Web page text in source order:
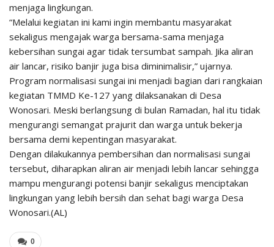
menjaga lingkungan.
“Melalui kegiatan ini kami ingin membantu masyarakat
sekaligus mengajak warga bersama-sama menjaga
kebersihan sungai agar tidak tersumbat sampah. Jika aliran
air lancar, risiko banjir juga bisa diminimalisir,” ujarnya.
Program normalisasi sungai ini menjadi bagian dari rangkaian
kegiatan TMMD Ke-127 yang dilaksanakan di Desa
Wonosari. Meski berlangsung di bulan Ramadan, hal itu tidak
mengurangi semangat prajurit dan warga untuk bekerja
bersama demi kepentingan masyarakat.
Dengan dilakukannya pembersihan dan normalisasi sungai
tersebut, diharapkan aliran air menjadi lebih lancar sehingga
mampu mengurangi potensi banjir sekaligus menciptakan
lingkungan yang lebih bersih dan sehat bagi warga Desa
Wonosari.(AL)
0